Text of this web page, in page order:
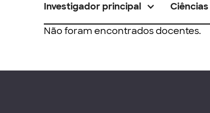
Investigador principal
Não foram encontrados docentes.